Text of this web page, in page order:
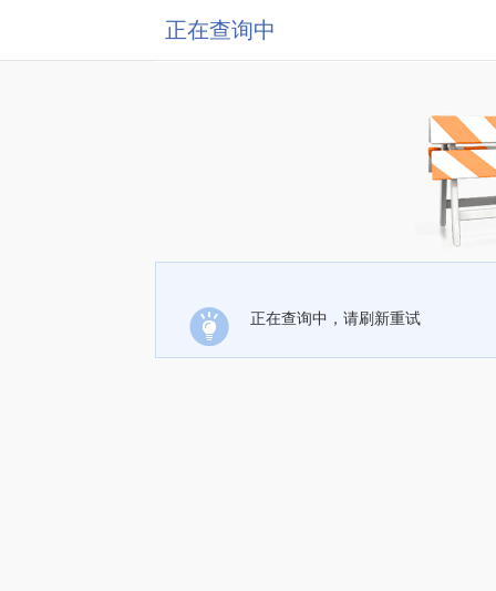
正在查询中
正在查询中，请刷新重试